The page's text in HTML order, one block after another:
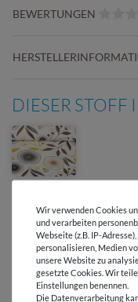
BEWERTUNGEN
DIESER STOFF
Wir verwenden Cookies
und verarbeiten
Webseite (z.B. IP-
personalisieren, Medien
unsere Website zu
gesetzte Cookies. Wir
Einstellungen benennen.
Die Datenverarbeitung